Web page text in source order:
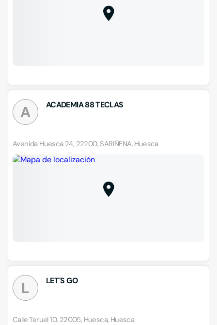
A ACADEMIA 88 TECLAS
Avenida Huesca 24, 22200, SARIÑENA, Huesca
L LET´S GO
Calle Teruel 10, 22005, Huesca, Huesca